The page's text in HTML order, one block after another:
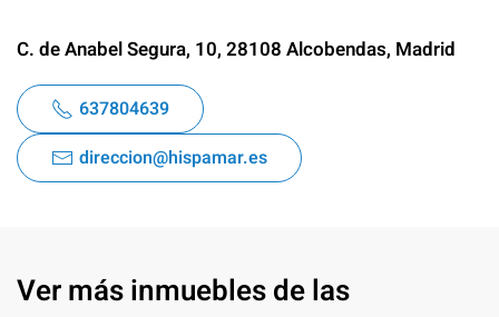
C. de Anabel Segura, 10, 28108 Alcobendas, Madrid
637804639
direccion@hispamar.es
Ver más inmuebles de las